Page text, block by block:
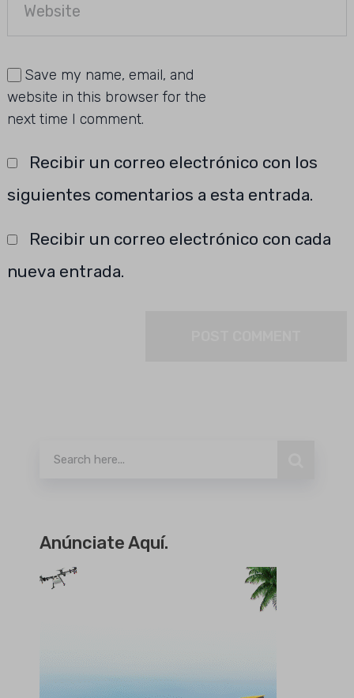
Save my name, email, and
website in this browser for the
next time I comment.
Recibir un correo electrónico con los
siguientes comentarios a esta entrada.
Recibir un correo electrónico con cada
nueva entrada.
Anúnciate Aquí.